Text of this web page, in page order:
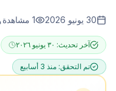
30 يونيو 2026 1 مشاهدة
آخر تحديث: ٣٠ يونيو ٢٠٢٦
تم التحقق: منذ 3 أسابيع